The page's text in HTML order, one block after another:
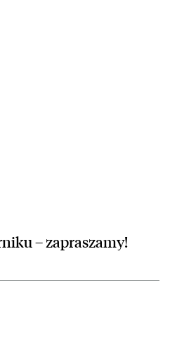
– zapraszamy!
– zapraszamy!
dokumentów z